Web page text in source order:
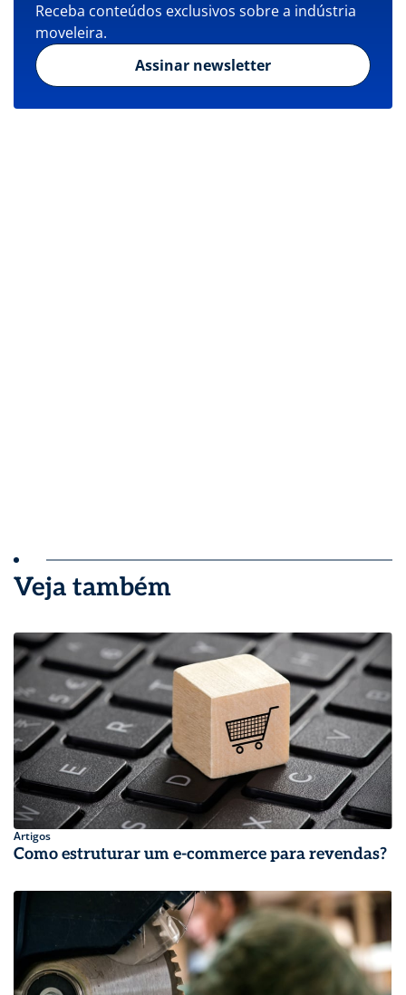
Receba conteúdos exclusivos sobre a indústria
moveleira.
Assinar newsletter
Veja também
Artigos
Como estruturar um e-commerce para revendas?